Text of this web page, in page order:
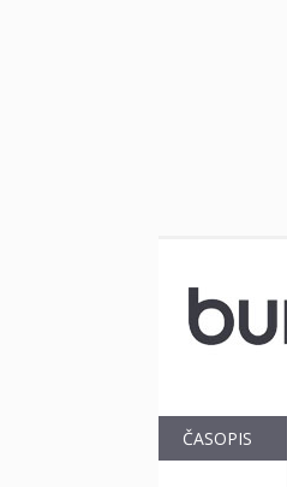
ČASOPIS